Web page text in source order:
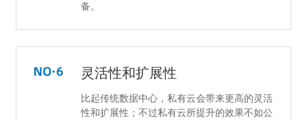
备。
灵活性和扩展性
比起传统数据中心，私有云会带来更高的灵活
性和扩展性；不过私有云所提升的效果不如公